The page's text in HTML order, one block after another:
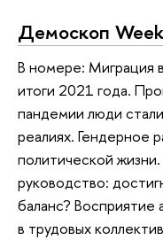
Демоскоп
В номере: Миграция
итоги 2021 года.
пандемии люди
реалиях. Гендерное
политической жизни.
руководство:
баланс? Восприятие
в трудовых